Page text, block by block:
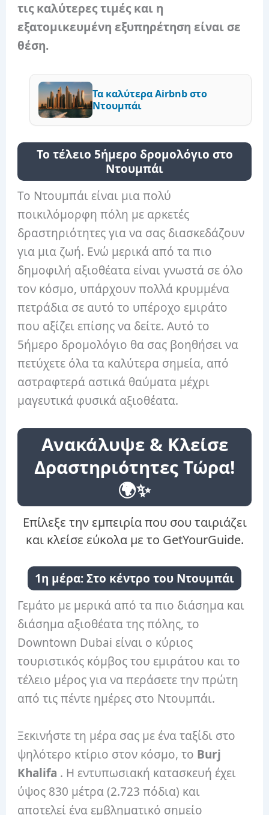
τις καλύτερες τιμές και η
εξατομικευμένη εξυπηρέτηση είναι σε
θέση.
Τα καλύτερα Airbnb στο
Ντουμπάι
Το τέλειο 5ήμερο δρομολόγιο στο
Ντουμπάι
Το Ντουμπάι είναι μια πολύ
ποικιλόμορφη πόλη με αρκετές
δραστηριότητες για να σας διασκεδάζουν
για μια ζωή. Ενώ μερικά από τα πιο
δημοφιλή αξιοθέατα είναι γνωστά σε όλο
τον κόσμο, υπάρχουν πολλά κρυμμένα
πετράδια σε αυτό το υπέροχο εμιράτο
που αξίζει επίσης να δείτε. Αυτό το
5ήμερο δρομολόγιο θα σας βοηθήσει να
πετύχετε όλα τα καλύτερα σημεία, από
αστραφτερά αστικά θαύματα μέχρι
μαγευτικά φυσικά αξιοθέατα.
Ανακάλυψε & Κλείσε
Δραστηριότητες Τώρα!
🌍✨
Επίλεξε την εμπειρία που σου ταιριάζει
και κλείσε εύκολα με το GetYourGuide.
1η μέρα: Στο κέντρο του Ντουμπάι
Γεμάτο με μερικά από τα πιο διάσημα και
διάσημα αξιοθέατα της πόλης, το
Downtown Dubai είναι ο κύριος
τουριστικός κόμβος του εμιράτου και το
τέλειο μέρος για να περάσετε την πρώτη
από τις πέντε ημέρες στο Ντουμπάι.
Ξεκινήστε τη μέρα σας με ένα ταξίδι στο
ψηλότερο κτίριο στον κόσμο, το Burj
Khalifa . Η εντυπωσιακή κατασκευή έχει
ύψος 830 μέτρα (2.723 πόδια) και
αποτελεί ένα εμβληματικό σημείο